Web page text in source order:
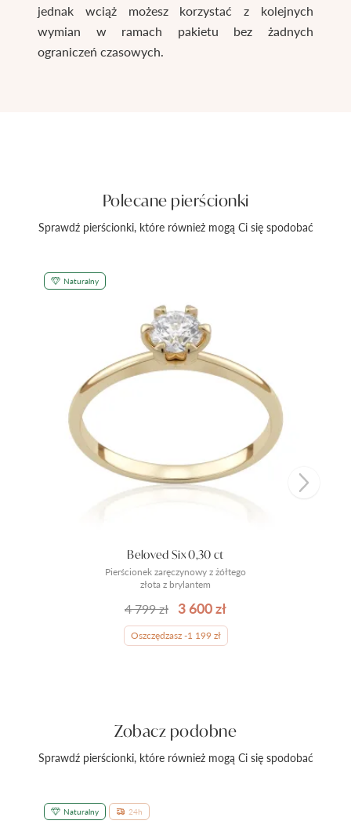
jednak wciąż możesz korzystać z kolejnych
wymian w ramach pakietu bez żadnych
ograniczeń czasowych.
Polecane pierścionki
Sprawdź pierścionki, które również mogą Ci się spodobać
Naturalny
Pierścionek zaręczynowy z żółtego
złota z brylantem
Beloved Six 0,30 ct
4 799 zł 3 600 zł
Oszczędzasz -1 199 zł
Zobacz podobne
Sprawdź pierścionki, które również mogą Ci się spodobać
Naturalny 24h